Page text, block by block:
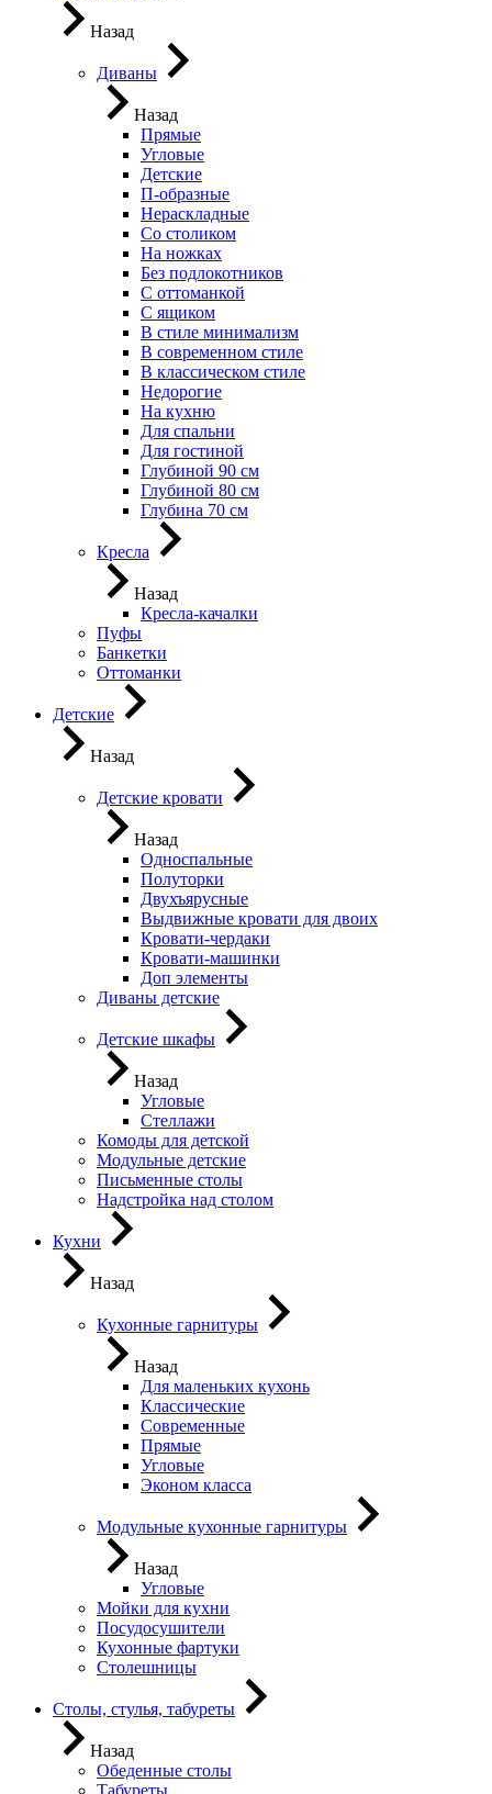
Назад
Диваны
Назад
Прямые
Угловые
Детские
П-образные
Нераскладные
Со столиком
На ножках
Без подлокотников
С оттоманкой
С ящиком
В стиле минимализм
В современном стиле
В классическом стиле
Недорогие
На кухню
Для спальни
Для гостиной
Глубиной 90 см
Глубиной 80 см
Глубина 70 см
Кресла
Назад
Кресла-качалки
Пуфы
Банкетки
Оттоманки
Детские
Назад
Детские кровати
Назад
Односпальные
Полуторки
Двухъярусные
Выдвижные кровати для двоих
Кровати-чердаки
Кровати-машинки
Доп элементы
Диваны детские
Детские шкафы
Назад
Угловые
Стеллажи
Комоды для детской
Модульные детские
Письменные столы
Надстройка над столом
Кухни
Назад
Кухонные гарнитуры
Назад
Для маленьких кухонь
Классические
Современные
Прямые
Угловые
Эконом класса
Модульные кухонные гарнитуры
Назад
Угловые
Мойки для кухни
Посудосушители
Кухонные фартуки
Столешницы
Столы, стулья, табуреты
Назад
Обеденные столы
Табуреты